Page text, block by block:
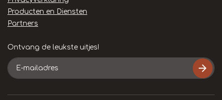
Producten en Diensten
Partners
Ontvang de leukste uitjes!
E-
mailadres